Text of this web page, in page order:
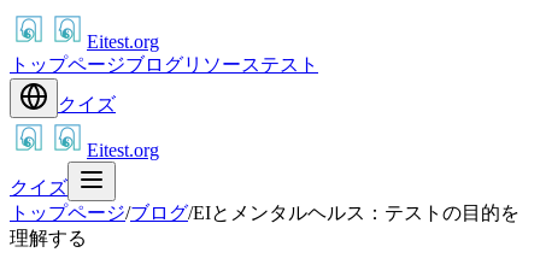
Eitest.org
トップページブログリソーステスト
クイズ
Eitest.org
クイズ
トップページ/ブログ/EIとメンタルヘルス：テストの目的を
理解する